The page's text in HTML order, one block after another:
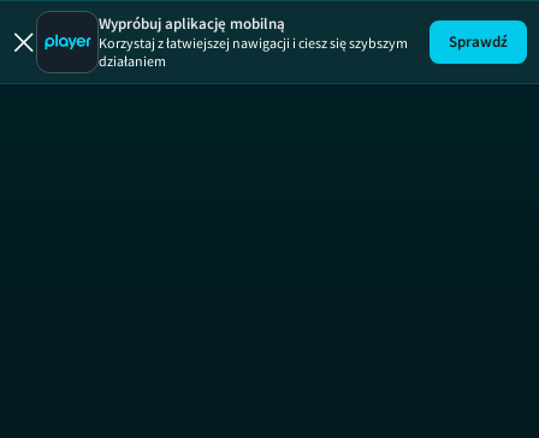
Blok Ekipa
Wypróbuj aplikację mobilną
Korzystaj z łatwiejszej nawigacji i ciesz się szybszym
działaniem
Sprawdź